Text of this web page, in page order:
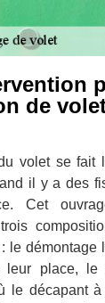
de
volet se fait
il y a des
Cet
le démontage
leur place, le
le décapant